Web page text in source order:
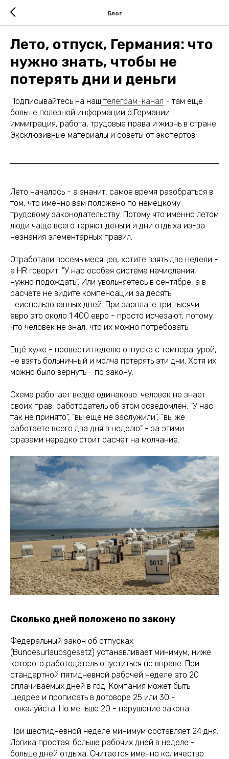
Блог
Лето, отпуск, Германия: что
нужно знать, чтобы не
потерять дни и деньги
Подписывайтесь на наш телеграм-канал - там ещё
больше полезной информации о Германии:
иммиграция, работа, трудовые права и жизнь в стране.
Эксклюзивные материалы и советы от экспертов!
Лето началось - а значит, самое время разобраться в
том, что именно вам положено по немецкому
трудовому законодательству. Потому что именно летом
люди чаще всего теряют деньги и дни отдыха из-за
незнания элементарных правил.
Отработали восемь месяцев, хотите взять две недели -
а HR говорит: "У нас особая система начисления,
нужно подождать". Или увольняетесь в сентябре, а в
расчёте не видите компенсации за десять
неиспользованных дней. При зарплате три тысячи
евро это около 1 400 евро - просто исчезают, потому
что человек не знал, что их можно потребовать.
Ещё хуже - провести неделю отпуска с температурой,
не взять больничный и молча потерять эти дни. Хотя их
можно было вернуть - по закону.
Схема работает везде одинаково: человек не знает
своих прав, работодатель об этом осведомлён. "У нас
так не принято", "вы ещё не заслужили", "вы же
работаете всего два дня в неделю" - за этими
фразами нередко стоит расчёт на молчание.
Сколько дней положено по закону
Федеральный закон об отпусках
(Bundesurlaubsgesetz) устанавливает минимум, ниже
которого работодатель опуститься не вправе. При
стандартной пятидневной рабочей неделе это 20
оплачиваемых дней в год. Компания может быть
щедрее и прописать в договоре 25 или 30 -
пожалуйста. Но меньше 20 - нарушение закона.
При шестидневной неделе минимум составляет 24 дня.
Логика простая: больше рабочих дней в неделе -
больше дней отдыха. Считается именно количество